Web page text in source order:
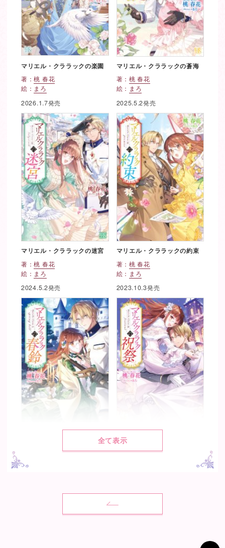
マリエル・クララックの楽園
著：桃 春花
絵： まろ
2026.1.7発売
マリエル・クララックの蒼海
著： 桃 春花
絵： まろ
2025.5.2発売
マリエル・クララックの迷宮
著：桃 春花
絵： まろ
2024.5.2発売
マリエル・クララックの約束
著： 桃 春花
絵： まろ
2023.10.3発売
マリエル・クララックの春鈴
マリエル・クララックの祝祭
著：桃 春花
全て表示